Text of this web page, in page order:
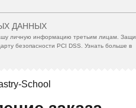
ДАННЫХ
личную информацию третьим лицам.
безопасности PCI DSS. Узнать больше в